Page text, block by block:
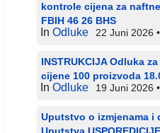
kontrole cijena za
FBIH 46 26 BHS
InOdluke 22 Juni 2026
INSTRUKCIJA Odluka
cijene 100 proizvoda
InOdluke 19 Juni 2026
Uputstvo o izmjenama i